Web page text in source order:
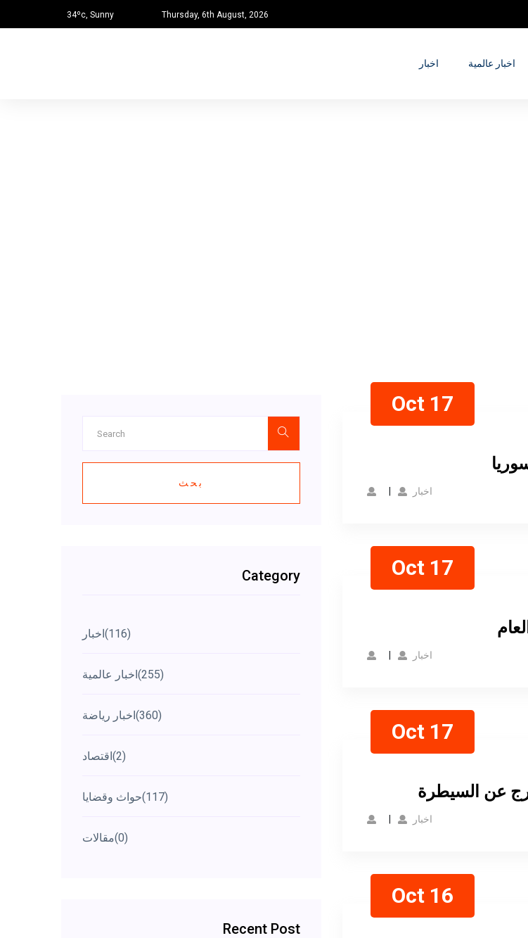
34ºc, Sunny Thursday, 6th August, 2026
اخبار اخبار عالمية
بحث
Category
اخبار(116)
اخبار عالمية(255)
اخبار رياضة(360)
اقتصاد(2)
حواث وقضايا(117)
مقالات(0)
Recent Post
Oct 17
اخبار
Oct 17
اخبار
Oct 17
اخبار
Oct 16